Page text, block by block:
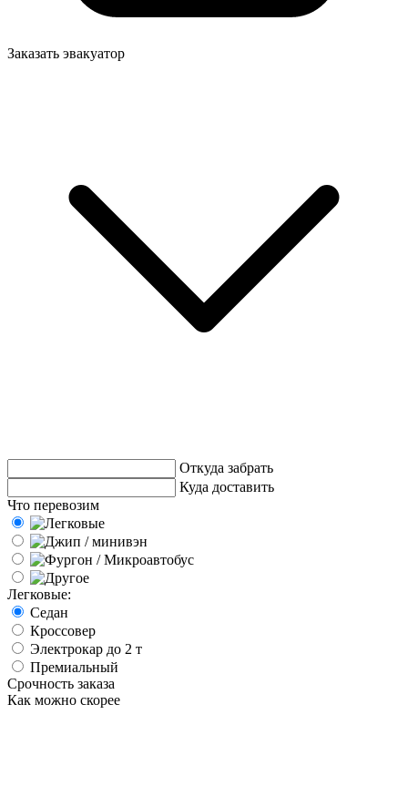
Заказать эвакуатор
Откуда забрать
Куда доставить
Что перевозим
Легковые:
Седан
Кроссовер
Электрокар до 2 т
Премиальный
Срочность заказа
Как можно скорее